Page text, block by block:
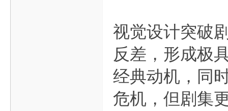
视觉设计突破
反差，形成极
经典动机，同
危机，但剧集